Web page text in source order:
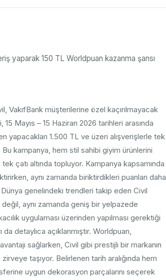
yaparak 150 TL Worldpuan kazanma şansı
müşterilerine özel kaçırılmayacak
Mayıs – 15 Haziran 2026 tarihleri arasında
yapacakları 1.500 TL ve üzeri alışverişlerle tek
kampanya, hem stil sahibi giyim ürünlerini
çatı altında topluyor. Kampanya kapsamında
aynı zamanda biriktirdikleri puanları daha
Dünya genelindeki trendleri takip eden Civil
aynı zamanda geniş bir yelpazede
uygulaması üzerinden yapılması gerektiği
detaylıca açıklanmıştır. Worldpuan,
sağlarken, Civil gibi prestijli bir markanın
taşıyor. Belirlenen tarih aralığında hem
uygun dekorasyon parçalarını seçerek